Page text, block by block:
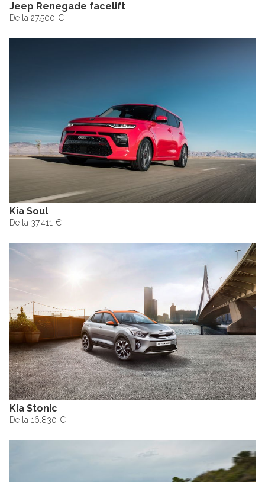
Jeep Renegade facelift
De la 27.500 €
Kia Soul
De la 37.411 €
Kia Stonic
De la 16.830 €